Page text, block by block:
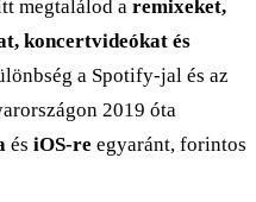
megtalálod a remixeket,
koncertvideókat és
a Spotify-jal és az
2019 óta
és iOS-re egyaránt, forintos